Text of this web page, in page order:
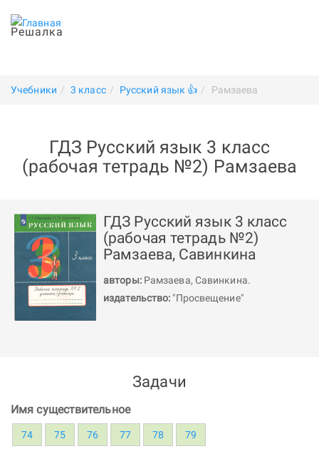
Решалка
Учебники 3 класс Русский язык 👍 Рамзаева
ГДЗ Русский язык 3 класс
(рабочая тетрадь №2) Рамзаева
ГДЗ Русский язык 3 класс
(рабочая тетрадь №2)
Рамзаева, Савинкина
авторы: Рамзаева, Савинкина.
издательство: "Просвещение"
Задачи
Имя существительное
74 75 76 77 78 79